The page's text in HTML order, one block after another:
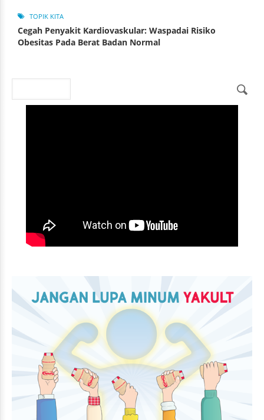
TOPIK KITA
Cegah Penyakit Kardiovaskular: Waspadai Risiko
Obesitas Pada Berat Badan Normal